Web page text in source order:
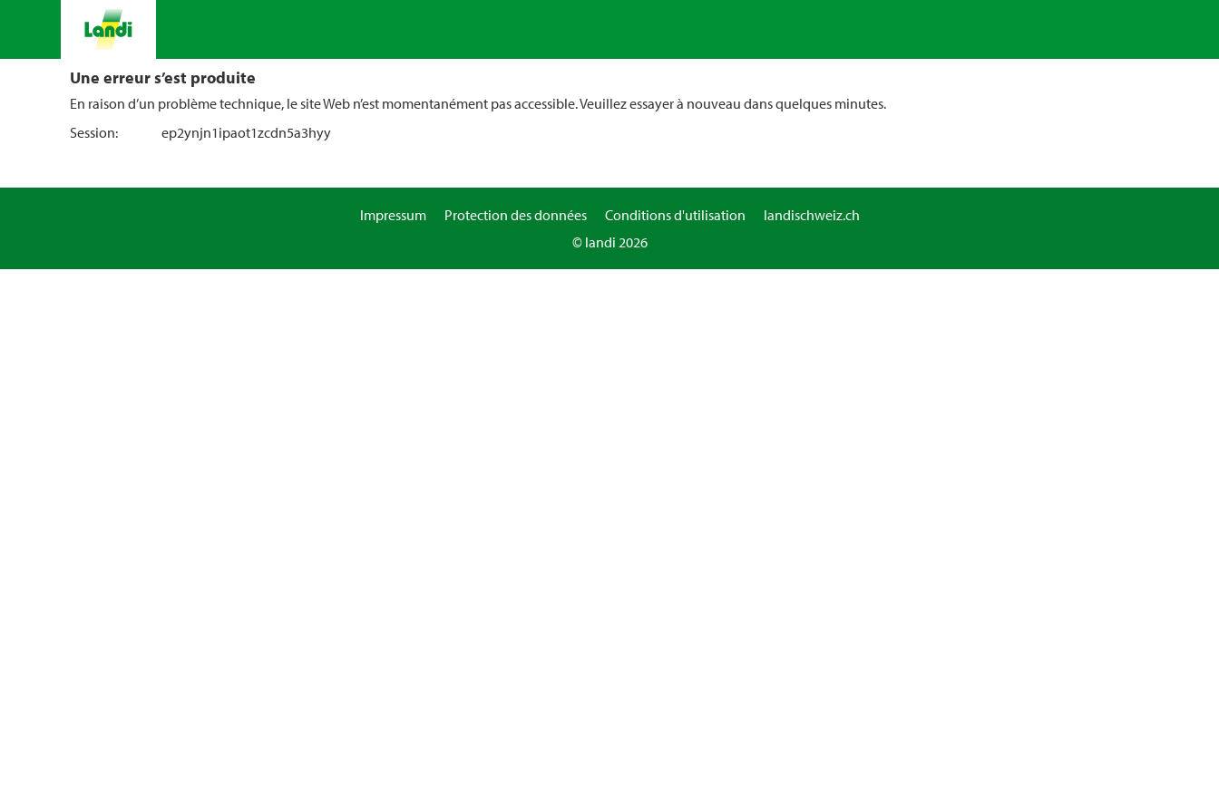
Une erreur s’est produite
En raison d’un problème technique, le site Web n’est momentanément pas accessible. Veuillez essayer à nouveau dans quelques minutes.
Session:
ep2ynjn1ipaot1zcdn5a3hyy
Impressum Protection des données Conditions d'utilisation
landischweiz.ch
© landi 2026